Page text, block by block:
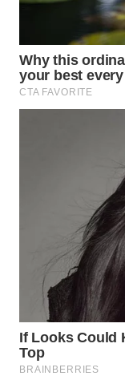
ADVOKAT
WAHANA
INFRASTRUKTUR
WAHANA
TRAVEL
WAHANA
TV
WAHANANEWS